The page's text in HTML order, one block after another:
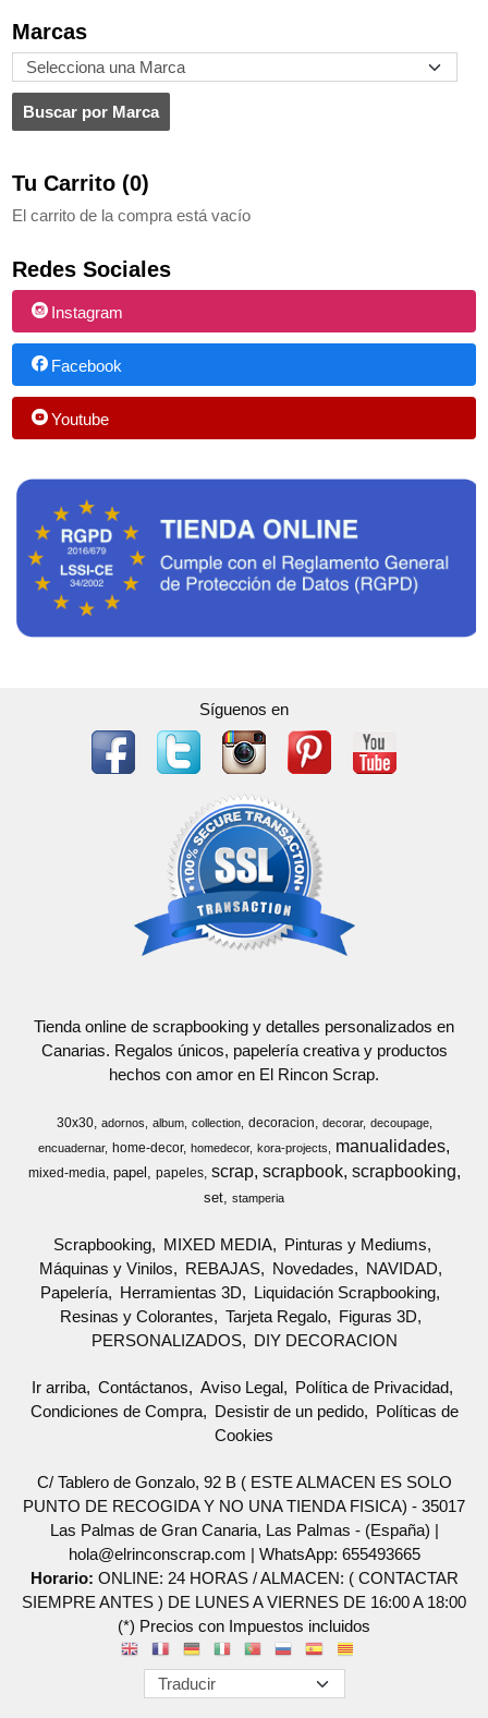
Marcas
Tu Carrito (0)
El carrito de la compra está vacío
Redes Sociales
Instagram
Facebook
Youtube
Síguenos en
Tienda online de scrapbooking y detalles personalizados en
Canarias. Regalos únicos, papelería creativa y productos
hechos con amor en El Rincon Scrap.
30x30 adornos album collection decoracion decorar
decoupage
encuadernar
home-decor homedecor kora-projects manualidades
mixed-media papel papeles scrap scrapbook scrapbooking
set stamperia
Scrapbooking MIXED MEDIA
Pinturas y Mediums
Máquinas y Vinilos
REBAJAS Novedades
NAVIDAD
Papelería
Herramientas 3D
Liquidación Scrapbooking
Resinas y Colorantes
Tarjeta Regalo
Figuras 3D
PERSONALIZADOS
DIY DECORACION
Ir arriba Contáctanos Aviso Legal
Política de Privacidad
Condiciones de Compra
Desistir de un pedido
Políticas de
Cookies
C/ Tablero de Gonzalo, 92 B ( ESTE ALMACEN ES SOLO
PUNTO DE RECOGIDA Y NO UNA TIENDA FISICA) - 35017
Las Palmas de Gran Canaria, Las Palmas - (España) |
hola@elrinconscrap.com | WhatsApp: 655493665
Horario: ONLINE: 24 HORAS / ALMACEN: ( CONTACTAR
SIEMPRE ANTES ) DE LUNES A VIERNES DE 16:00 A 18:00
(*) Precios con Impuestos incluidos